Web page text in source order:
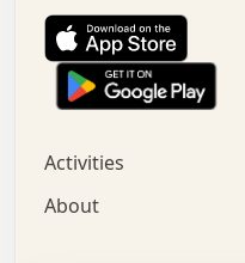
.   .   .   .   .   .
.   .   .   .   .   :
.   .   .   .   .   .
.   .   :   o   .   .
.   o   .   .   .   .
+   .   o   .   .
.   +   .   .   .   .
Activities
About